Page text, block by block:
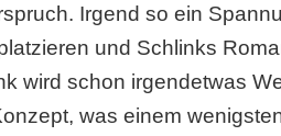
Irgend so ein
und Schlinks
wird schon irgendetwas
was einem